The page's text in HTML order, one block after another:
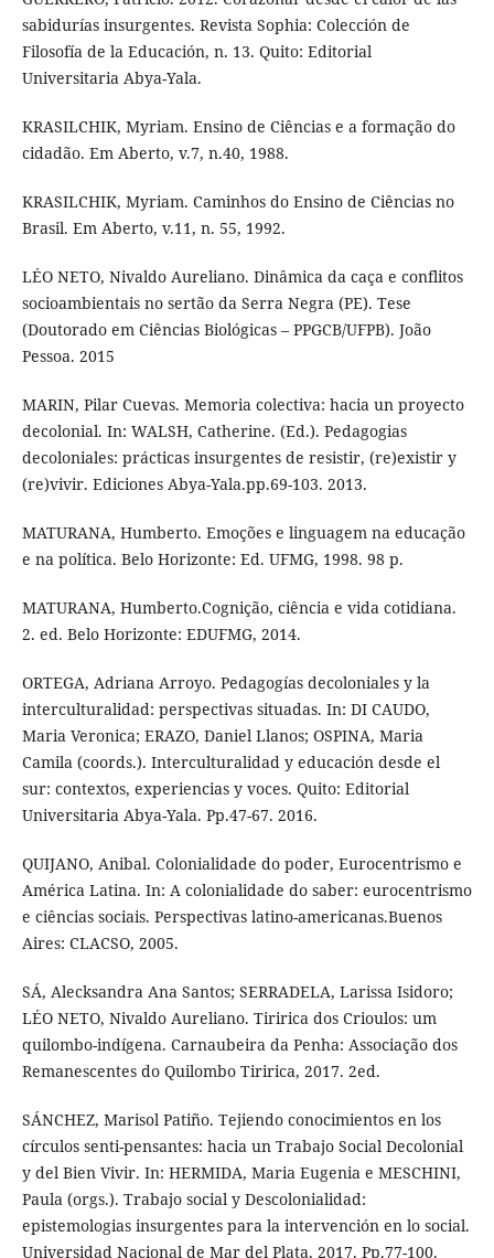
sabidurías insurgentes. Revista Sophia: Colección de
Filosofía de la Educación, n. 13. Quito: Editorial
Universitaria Abya-Yala.
KRASILCHIK, Myriam. Ensino de Ciências e a formação do
cidadão. Em Aberto, v.7, n.40, 1988.
KRASILCHIK, Myriam. Caminhos do Ensino de Ciências no
Brasil. Em Aberto, v.11, n. 55, 1992.
LÉO NETO, Nivaldo Aureliano. Dinâmica da caça e conflitos
socioambientais no sertão da Serra Negra (PE). Tese
(Doutorado em Ciências Biológicas – PPGCB/UFPB). João
Pessoa. 2015
MARIN, Pilar Cuevas. Memoria colectiva: hacia un proyecto
decolonial. In: WALSH, Catherine. (Ed.). Pedagogias
decoloniales: prácticas insurgentes de resistir, (re)existir y
(re)vivir. Ediciones Abya-Yala.pp.69-103. 2013.
MATURANA, Humberto. Emoções e linguagem na educação
e na política. Belo Horizonte: Ed. UFMG, 1998. 98 p.
MATURANA, Humberto.Cognição, ciência e vida cotidiana.
2. ed. Belo Horizonte: EDUFMG, 2014.
ORTEGA, Adriana Arroyo. Pedagogías decoloniales y la
interculturalidad: perspectivas situadas. In: DI CAUDO,
Maria Veronica; ERAZO, Daniel Llanos; OSPINA, Maria
Camila (coords.). Interculturalidad y educación desde el
sur: contextos, experiencias y voces. Quito: Editorial
Universitaria Abya-Yala. Pp.47-67. 2016.
QUIJANO, Anibal. Colonialidade do poder, Eurocentrismo e
América Latina. In: A colonialidade do saber: eurocentrismo
e ciências sociais. Perspectivas latino-americanas.Buenos
Aires: CLACSO, 2005.
SÁ, Alecksandra Ana Santos; SERRADELA, Larissa Isidoro;
LÉO NETO, Nivaldo Aureliano. Tiririca dos Crioulos: um
quilombo-indígena. Carnaubeira da Penha: Associação dos
Remanescentes do Quilombo Tiririca, 2017. 2ed.
SÁNCHEZ, Marisol Patiño. Tejiendo conocimientos en los
círculos senti-pensantes: hacia un Trabajo Social Decolonial
y del Bien Vivir. In: HERMIDA, Maria Eugenia e MESCHINI,
Paula (orgs.). Trabajo social y Descolonialidad:
epistemologias insurgentes para la intervención en lo social.
Universidad Nacional de Mar del Plata, 2017. Pp.77-100.